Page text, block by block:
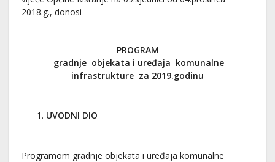
2018.g., donosi
PROGRAM
gradnje objekata i uređaja komunalne
infrastrukture za 2019.godinu
UVODNI DIO
Programom gradnje objekata i uređaja komunalne